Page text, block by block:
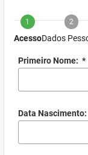
1
Acesso
2
Dados
Primeiro Nome: *
Data Nascimento: